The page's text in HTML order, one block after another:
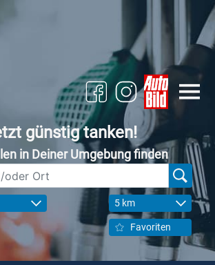
günstig tanken!
in Deiner Umgebung finden
5 km
Favoriten